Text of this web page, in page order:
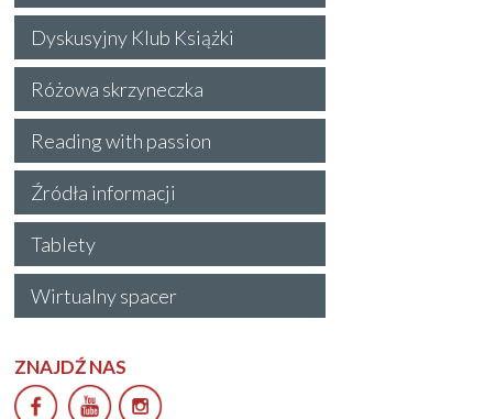
Dyskusyjny Klub Książki
Różowa skrzyneczka
Reading with passion
Źródła informacji
Tablety
Wirtualny spacer
ZNAJDŹ NAS